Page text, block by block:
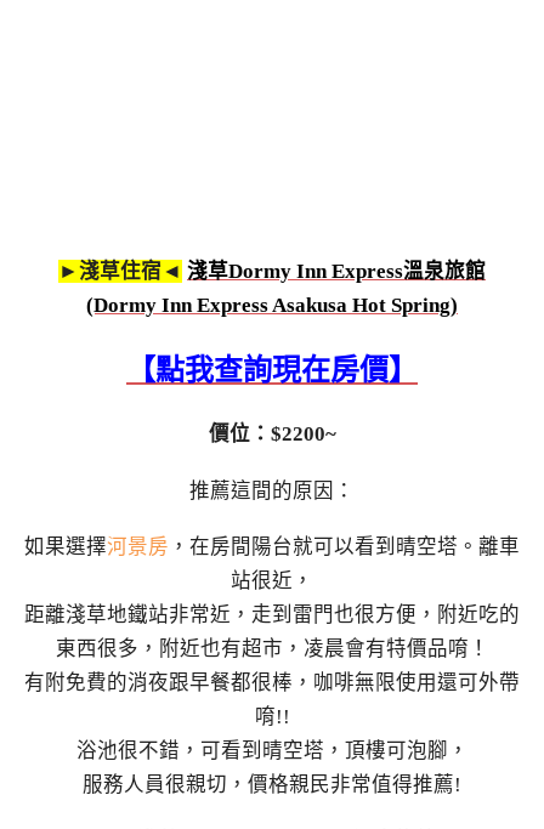
►淺草住宿◄ 淺草Dormy Inn Express溫泉旅館
(Dormy Inn Express Asakusa Hot Spring)
【點我查詢現在房價】
價位：$2200~
推薦這間的原因：
如果選擇河景房 ，在房間陽台就可以看到晴空塔。離車
站很近，
距離淺草地鐵站非常近，走到雷門也很方便，附近吃的
東西很多，附近也有超市，凌晨會有特價品唷！
有附免費的消夜跟早餐都很棒，咖啡無限使用還可外帶
唷!!
浴池很不錯，可看到晴空塔，頂樓可泡腳，
服務人員很親切，價格親民非常值得推薦!